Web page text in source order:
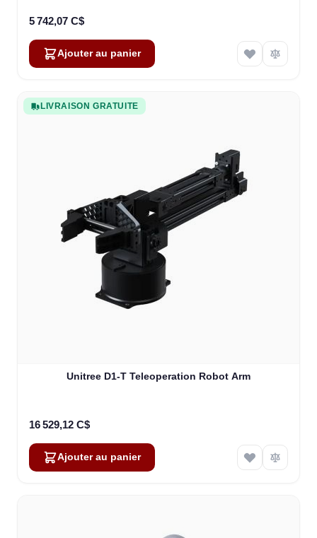
5 742,07 C$
Ajouter au panier
LIVRAISON GRATUITE
Unitree D1-T Teleoperation Robot Arm
16 529,12 C$
Ajouter au panier